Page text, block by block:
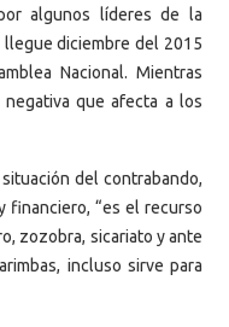
algunos líderes de la
diciembre del 2015
Nacional. Mientras
que afecta a los
del contrabando,
financiero, “es el recurso
zozobra, sicariato y ante
incluso sirve para